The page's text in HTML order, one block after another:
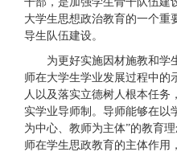
大学生思想政治教育的一个重
导生队伍建设。
为更好实施因材施教和学
师在大学生学业发展过程中的
人以及落实立德树人根本任务
实学业导师制。导师能够在以
为中心、教师为主体”的教育
师在学生思政教育的主体作用